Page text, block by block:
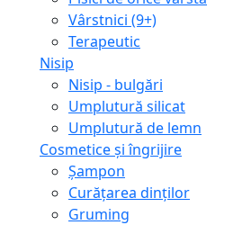
Vârstnici (9+)
Terapeutic
Nisip
Nisip - bulgări
Umplutură silicat
Umplutură de lemn
Cosmetice și îngrijire
Șampon
Curățarea dinților
Gruming